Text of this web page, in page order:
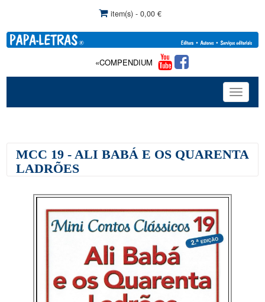
item(s) - 0,00 €
«COMPENDIUM DE TERAPIA DA FALA»:
Toggle
MCC 19 - ALI BABÁ E OS QUARENTA
LADRÕES